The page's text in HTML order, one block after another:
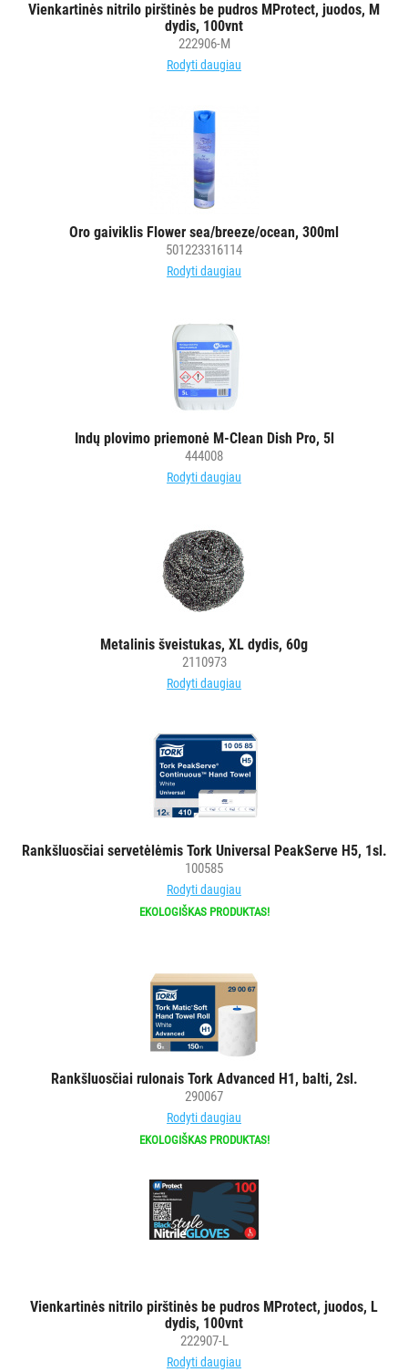
Vienkartinės nitrilo pirštinės be pudros MProtect, juodos, M
dydis, 100vnt
222906-M
Rodyti daugiau
Oro gaiviklis Flower sea/breeze/ocean, 300ml
501223316114
Rodyti daugiau
Indų plovimo priemonė M-Clean Dish Pro, 5l
444008
Rodyti daugiau
Metalinis šveistukas, XL dydis, 60g
2110973
Rodyti daugiau
Rankšluosčiai servetėlėmis Tork Universal PeakServe H5, 1sl.
100585
Rodyti daugiau
EKOLOGIŠKAS PRODUKTAS!
Rankšluosčiai rulonais Tork Advanced H1, balti, 2sl.
290067
Rodyti daugiau
EKOLOGIŠKAS PRODUKTAS!
Vienkartinės nitrilo pirštinės be pudros MProtect, juodos, L
dydis, 100vnt
222907-L
Rodyti daugiau